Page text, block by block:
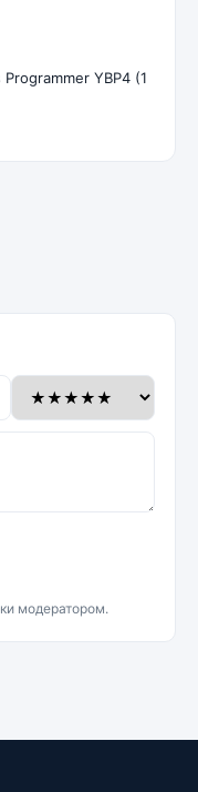
YBP4 (1
модератором.